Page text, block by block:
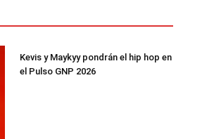
Kevis y Maykyy pondrán el hip hop en
el Pulso GNP 2026